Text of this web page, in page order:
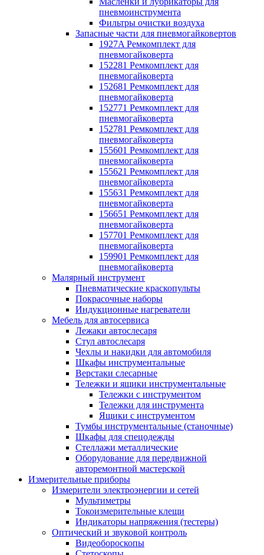
пневмоинструмента
Фильтры очистки воздуха
Запасные части для пневмогайковертов
1927A Ремкомплект для
пневмогайковерта
152281 Ремкомплект для
пневмогайковерта
152681 Ремкомплект для
пневмогайковерта
152771 Ремкомплект для
пневмогайковерта
152781 Ремкомплект для
пневмогайковерта
155601 Ремкомплект для
пневмогайковерта
155621 Ремкомплект для
пневмогайковерта
155631 Ремкомплект для
пневмогайковерта
156651 Ремкомплект для
пневмогайковерта
157701 Ремкомплект для
пневмогайковерта
159901 Ремкомплект для
пневмогайковерта
Малярный инструмент
Пневматические краскопульты
Покрасочные наборы
Индукционные нагреватели
Мебель для автосервиса
Лежаки автослесаря
Стул автослесаря
Чехлы и накидки для автомобиля
Шкафы инструментальные
Верстаки слесарные
Тележки и ящики инструментальные
Тележки с инструментом
Тележки для инструмента
Ящики с инструментом
Тумбы инструментальные (станочные)
Шкафы для спецодежды
Стеллажи металлические
Оборудование для передвижной
авторемонтной мастерской
Измерительные приборы
Измерители электроэнергии и сетей
Мультиметры
Токоизмерительные клещи
Индикаторы напряжения (тестеры)
Оптический и звуковой контроль
Видеобороскопы